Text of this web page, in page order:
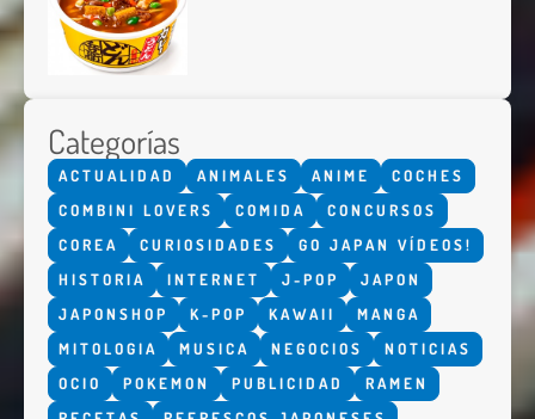
Categorías
ACTUALIDAD ANIMALES ANIME
COCHES
COMBINI LOVERS
COMIDA
CONCURSOS
COREA
CURIOSIDADES
GO JAPAN VÍDEOS!
HISTORIA
INTERNET J-POP
JAPON
JAPONSHOP
K-POP KAWAII
MANGA
MITOLOGIA
MUSICA NEGOCIOS
NOTICIAS
OCIO
POKEMON PUBLICIDAD
RAMEN